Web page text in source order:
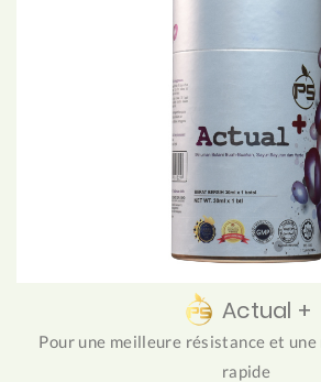
Actual +
Pour une meilleure résistance et
rapide